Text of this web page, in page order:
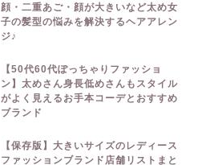
顔・二重あご・顔が大きいなど太め女
子の髪型の悩みを解決するヘアアレン
ジ♪
【50代60代ぽっちゃりファッショ
ン】太めさん身長低めさんもスタイル
がよく見えるお手本コーデとおすすめ
ブランド
【保存版】大きいサイズのレディース
ファッションブランド店舗リストまと